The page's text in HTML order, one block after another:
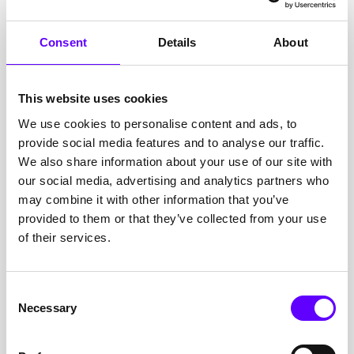
Consent Details About
This website uses cookies
We use cookies to personalise content and ads, to
provide social media features and to analyse our traffic.
We also share information about your use of our site with
our social media, advertising and analytics partners who
may combine it with other information that you’ve
provided to them or that they’ve collected from your use
of their services.
Selection
Necessary
Modernisierung seiner Sortieranlage. Gefördert wurden
insbesondere neue Trenntechnologien, automatisierte
CO₂-freie Stromspeicherung für die
Energieversorgung
Im Rahmen eines europäischen FuE-Vorhabens
begleiteten wir einen Energieversorger bei der
Entwicklung einer CO₂-freien Stromspeicherlösung.
Das Projekt wurde über Horizon Europe gefördert und
adressierte die netzdienliche Speicherung
erneuerbarer Energien. Im Fokus standen
Für ein Unternehmen aus dem Anlagenbau konnten wir